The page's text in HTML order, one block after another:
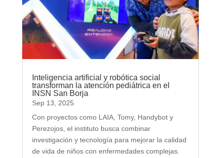
Inteligencia artificial y robótica social
transforman la atención pediátrica en el
INSN San Borja
Sep 13, 2025
Con proyectos como LAIA, Tomy, Handybot y
Perezojos, el instituto busca combinar
investigación y tecnología para mejorar la calidad
de vida de niños con enfermedades complejas.